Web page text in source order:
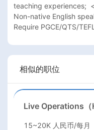
teaching experiences;
Non-native English
Require PGCE/QTS/
相似的职位
Live Operations（
15~20K 人民币/每月